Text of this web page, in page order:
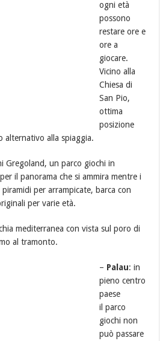
ogni età
possono
restare ore e
ore a
giocare.
Vicino alla
Chiesa di
San Pio,
ottima
posizione
alternativo alla spiaggia.
Gregoland, un parco giochi in
il panorama che si ammira mentre i
per arrampicate, barca con
per varie età.
mediterranea con vista sul poro di
al tramonto.
– Palau: in
pieno centro
paese
il parco
giochi non
può passare